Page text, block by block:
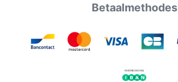
Betaalmethodes